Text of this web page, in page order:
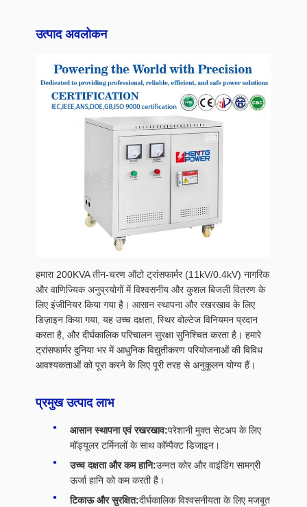
उत्पाद अवलोकन
हमारा 200KVA तीन-चरण ऑटो ट्रांसफार्मर (11kV/0.4kV) नागरिक
और वाणिज्यिक अनुप्रयोगों में विश्वसनीय और कुशल बिजली वितरण के
लिए इंजीनियर किया गया है। आसान स्थापना और रखरखाव के लिए
डिज़ाइन किया गया, यह उच्च दक्षता, स्थिर वोल्टेज विनियमन प्रदान
करता है, और दीर्घकालिक परिचालन सुरक्षा सुनिश्चित करता है। हमारे
ट्रांसफार्मर दुनिया भर में आधुनिक विद्युतीकरण परियोजनाओं की विविध
आवश्यकताओं को पूरा करने के लिए पूरी तरह से अनुकूलन योग्य हैं।
प्रमुख उत्पाद लाभ
आसान स्थापना एवं रखरखाव:परेशानी मुक्त सेटअप के लिए
मॉड्यूलर टर्मिनलों के साथ कॉम्पैक्ट डिजाइन।
उच्च दक्षता और कम हानि:उन्नत कोर और वाइंडिंग सामग्री
ऊर्जा हानि को कम करती है।
टिकाऊ और सुरक्षित:दीर्घकालिक विश्वसनीयता के लिए मजबूत